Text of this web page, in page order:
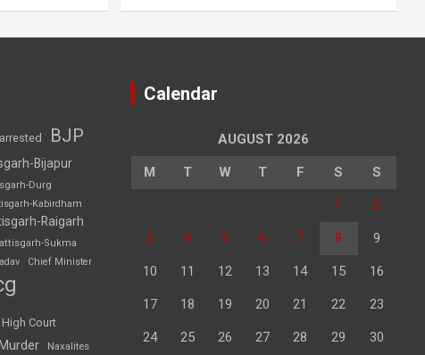
arrested BJP
Bijapur
Durg
Kabirdham
Raigarh
Sukma
Chief Minister
High Court
Naxalites
Calendar
AUGUST 2026
M T W T F S S
1 2
3 4 5 6 7 8 9
10 11 12 13 14 15 16
17 18 19 20 21 22 23
24 25 26 27 28 29 30